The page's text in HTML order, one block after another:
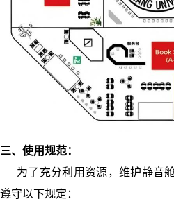
三、使用规范：
为了充分利用资源，维护静音
遵守以下规定：